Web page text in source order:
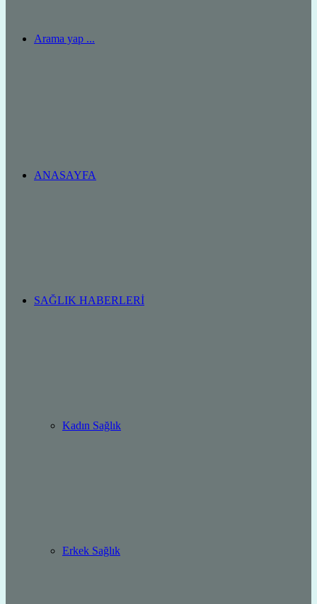
Arama yap ...
ANASAYFA
SAĞLIK HABERLERI
Kadın Sağlık
Erkek Sağlık